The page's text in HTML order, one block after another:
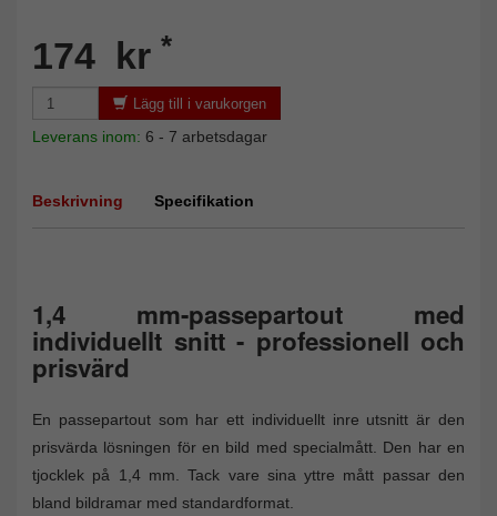
174 kr *
Lägg till i varukorgen
Leverans inom: 6 - 7 arbetsdagar
Beskrivning Specifikation
1,4 mm-passepartout med
individuellt snitt - professionell och
prisvärd
En passepartout som har ett individuellt inre utsnitt är den
prisvärda lösningen för en bild med specialmått. Den har en
tjocklek på 1,4 mm. Tack vare sina yttre mått passar den
bland bildramar med standardformat.